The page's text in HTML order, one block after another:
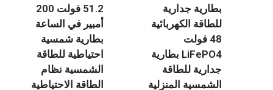
بطارية جدارية
للطاقة الكهربائية
48 فولت
LiFePO4 بطارية
جدارية للطاقة
الشمسية المنزلية
51.2 فولت 200
أمبير في الساعة
بطارية شمسية
احتياطية للطاقة
الشمسية نظام
الطاقة الاحتياطية